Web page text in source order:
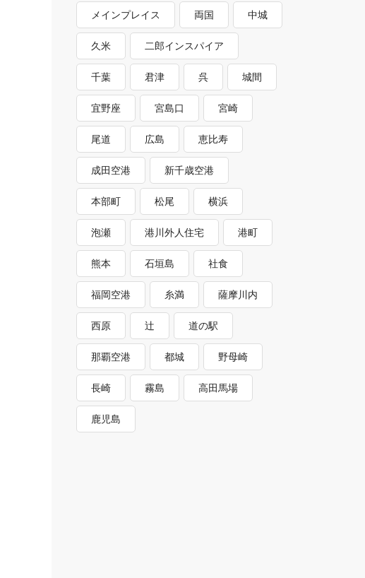
メインプレイス 両国 中城
久米 二郎インスパイア
千葉 君津 呉 城間
宜野座 宮島口 宮崎
尾道 広島 恵比寿
成田空港 新千歳空港
本部町 松尾 横浜
泡瀬 港川外人住宅 港町
熊本 石垣島 社食
福岡空港 糸満 薩摩川内
西原 辻 道の駅
那覇空港 都城 野母崎
長崎 霧島 高田馬場
鹿児島